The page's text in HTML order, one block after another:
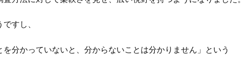
すし、
を分かっていないと、分からないことは分かりません」という